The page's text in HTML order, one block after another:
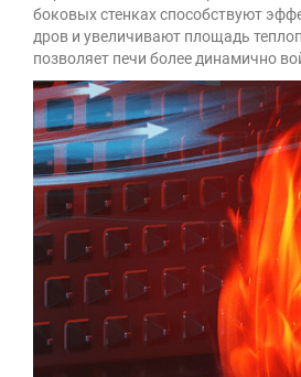
боковых стенках способствуют
дров и увеличивают площадь
позволяет печи более динамично